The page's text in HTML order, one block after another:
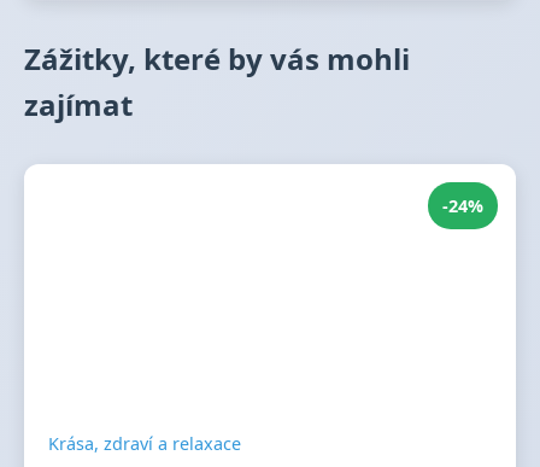
Zážitky, které by vás mohli
zajímat
-24%
Krása, zdraví a relaxace